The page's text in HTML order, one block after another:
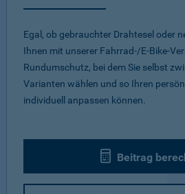
Egal, ob gebrauchter Drahtesel oder
Ihnen mit unserer Fahrrad-/E-Bike-
Rundumschutz, bei dem Sie selbst
Varianten wählen und so Ihren
individuell anpassen können.
Beitrag